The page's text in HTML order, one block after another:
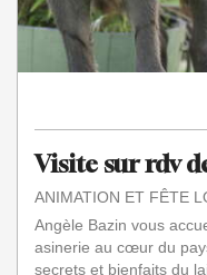
Visite sur rdv
ANIMATION ET FÊTE
Angèle Bazin vous
asinerie au cœur du
secrets et bienfaits du